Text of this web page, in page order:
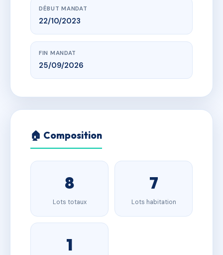
DÉBUT MANDAT
22/10/2023
FIN MANDAT
25/09/2026
🏠 Composition
8
Lots totaux
7
Lots habitation
1